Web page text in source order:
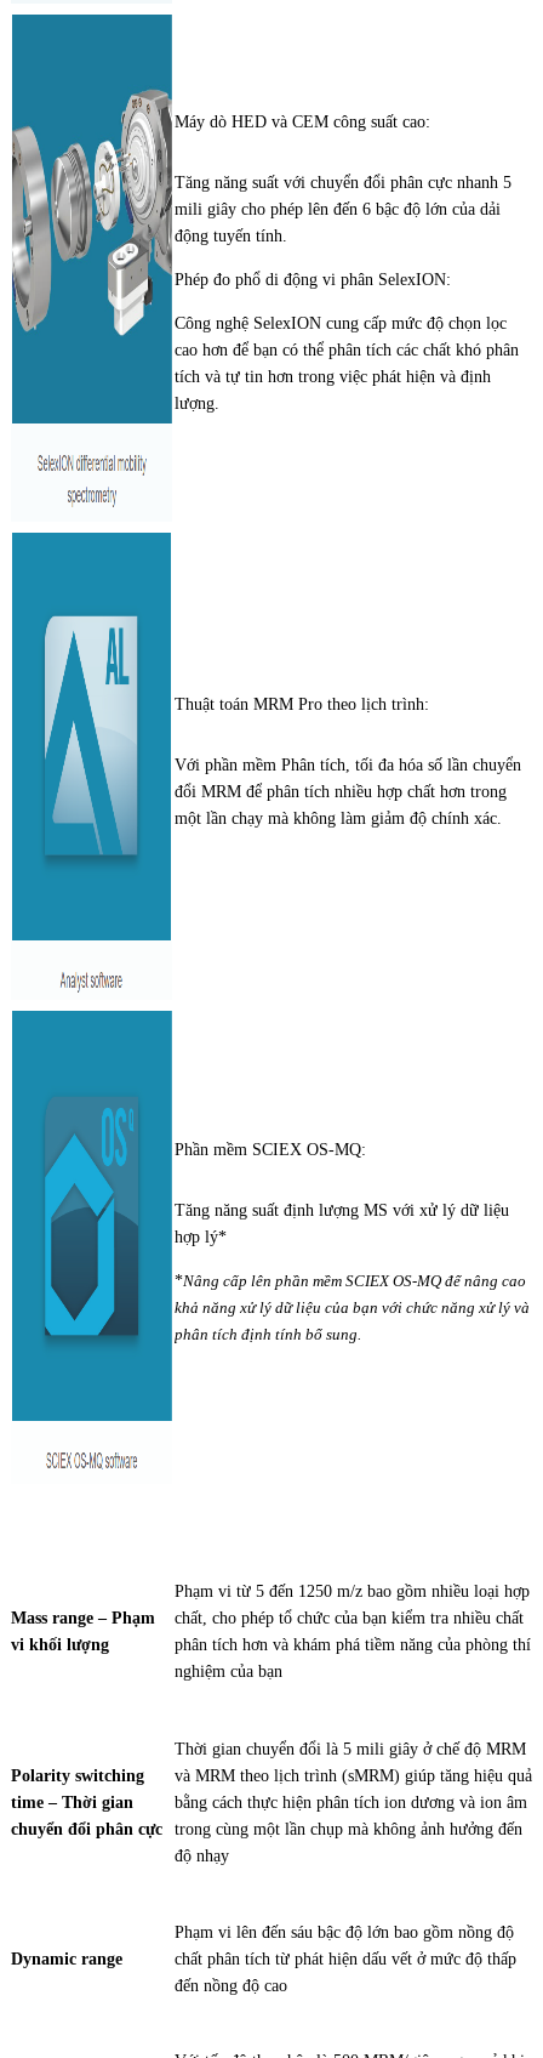
Máy dò HED và CEM công suất cao:
Tăng năng suất với chuyển đổi phân cực nhanh 5
mili giây cho phép lên đến 6 bậc độ lớn của dải
động tuyến tính.
Phép đo phổ di động vi phân SelexION:
Công nghệ SelexION cung cấp mức độ chọn lọc
cao hơn để bạn có thể phân tích các chất khó phân
tích và tự tin hơn trong việc phát hiện và định
lượng.
Thuật toán MRM Pro theo lịch trình:
Với phần mềm Phân tích, tối đa hóa số lần chuyển
đổi MRM để phân tích nhiều hợp chất hơn trong
một lần chạy mà không làm giảm độ chính xác.
Phần mềm SCIEX OS-MQ:
Tăng năng suất định lượng MS với xử lý dữ liệu
hợp lý*
*Nâng cấp lên phần mềm SCIEX OS-MQ để nâng cao
khả năng xử lý dữ liệu của bạn với chức năng xử lý và
phân tích định tính bổ sung.
Mass range – Phạm
vi khối lượng
Phạm vi từ 5 đến 1250 m/z bao gồm nhiều loại hợp
chất, cho phép tổ chức của bạn kiểm tra nhiều chất
phân tích hơn và khám phá tiềm năng của phòng thí
nghiệm của bạn
Polarity switching
time – Thời gian
chuyển đổi phân cực
Thời gian chuyển đổi là 5 mili giây ở chế độ MRM
và MRM theo lịch trình (sMRM) giúp tăng hiệu quả
bằng cách thực hiện phân tích ion dương và ion âm
trong cùng một lần chụp mà không ảnh hưởng đến
độ nhạy
Dynamic range
Phạm vi lên đến sáu bậc độ lớn bao gồm nồng độ
chất phân tích từ phát hiện dấu vết ở mức độ thấp
đến nồng độ cao